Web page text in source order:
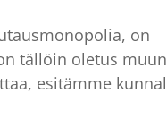
on
tällöin oletus muun
esitämme